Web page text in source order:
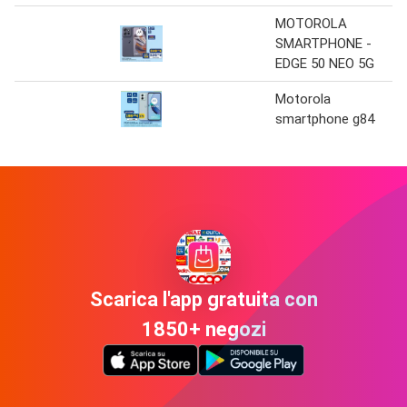
MOTOROLA
SMARTPHONE -
EDGE 50 NEO 5G
Motorola
smartphone g84
Scarica l'app gratuita con
1850+ negozi